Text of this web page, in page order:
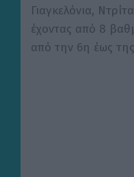
Γιαγκελόνια,
έχοντας από 8
από την 6η έως